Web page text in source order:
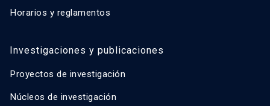
Horarios y reglamentos
Investigaciones y publicaciones
Proyectos de investigación
Núcleos de investigación